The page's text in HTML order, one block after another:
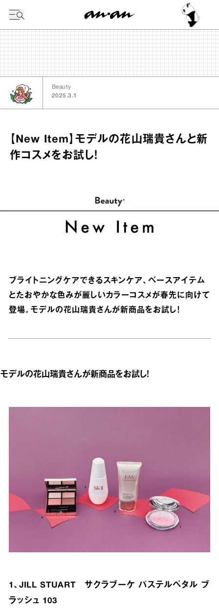
Beauty
2025.3.1
【New Item】モデルの花山瑞貴さんと新
作コスメをお試し！
ブライトニングケアできるスキンケア、ベースアイテム
とたおやかな色みが麗しいカラーコスメが春先に向けて
登場。モデルの花山瑞貴さんが新商品をお試し！
モデルの花山瑞貴さんが新商品をお試し！
1、JILL STUART サクラブーケ パステルペタル ブ
ラッシュ 103